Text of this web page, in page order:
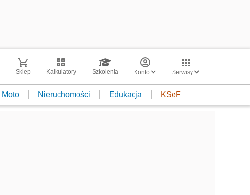
Sklep Kalkulatory Szkolenia Konto Serwisy
Moto Nieruchomości Edukacja KSeF